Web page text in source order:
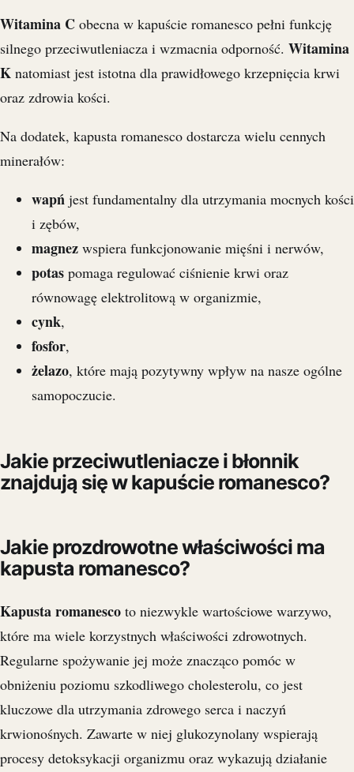
Witamina C obecna w kapuście romanesco pełni funkcję
silnego przeciwutleniacza i wzmacnia odporność. Witamina
K natomiast jest istotna dla prawidłowego krzepnięcia krwi
oraz zdrowia kości.
Na dodatek, kapusta romanesco dostarcza wielu cennych
minerałów:
wapń jest fundamentalny dla utrzymania mocnych kości
i zębów,
magnez wspiera funkcjonowanie mięśni i nerwów,
potas pomaga regulować ciśnienie krwi oraz
równowagę elektrolitową w organizmie,
cynk,
fosfor,
żelazo, które mają pozytywny wpływ na nasze ogólne
samopoczucie.
Jakie przeciwutleniacze i błonnik
znajdują się w kapuście romanesco?
Jakie prozdrowotne właściwości ma
kapusta romanesco?
Kapusta romanesco to niezwykle wartościowe warzywo,
które ma wiele korzystnych właściwości zdrowotnych.
Regularne spożywanie jej może znacząco pomóc w
obniżeniu poziomu szkodliwego cholesterolu, co jest
kluczowe dla utrzymania zdrowego serca i naczyń
krwionośnych. Zawarte w niej glukozynolany wspierają
procesy detoksykacji organizmu oraz wykazują działanie